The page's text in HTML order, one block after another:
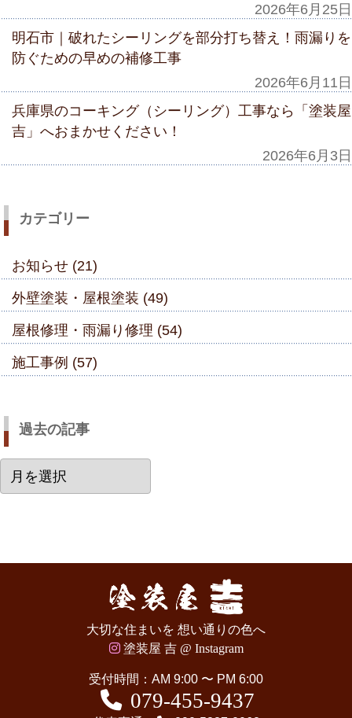
2026年6月25日
明石市｜破れたシーリングを部分打ち替え！雨漏りを
防ぐための早めの補修工事
2026年6月11日
兵庫県のコーキング（シーリング）工事なら「塗装屋
吉」へおまかせください！
2026年6月3日
カテゴリー
お知らせ (21)
外壁塗装・屋根塗装 (49)
屋根修理・雨漏り修理 (54)
施工事例 (57)
過去の記事
去
大切な住まいを 想い通りの色へ
塗装屋 吉 @ Instagram
受付時間：AM 9:00 〜 PM 6:00
079-455-9437